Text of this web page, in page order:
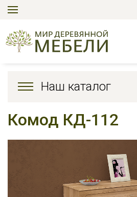
Наш каталог
Комод КД-112